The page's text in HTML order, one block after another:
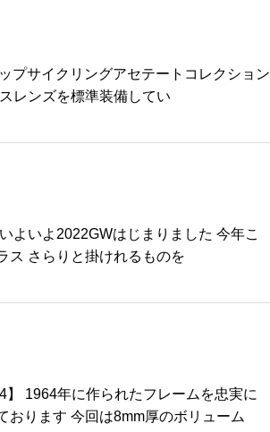
プサイクリングアセテートコレクション
レンズを標準装備してい
よいよ2022GWはじまりました 今年こ
ス さらりと掛けれるものを
】 1964年に作られたフレームを忠実に
おります 今回は8mm厚のボリューム